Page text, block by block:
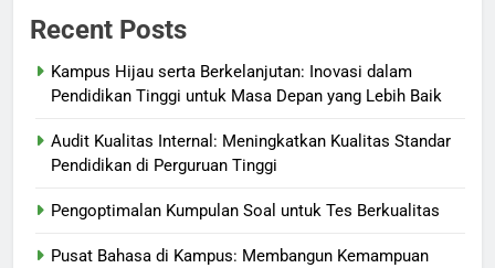
Recent Posts
Kampus Hijau serta Berkelanjutan: Inovasi dalam
Pendidikan Tinggi untuk Masa Depan yang Lebih Baik
Audit Kualitas Internal: Meningkatkan Kualitas Standar
Pendidikan di Perguruan Tinggi
Pengoptimalan Kumpulan Soal untuk Tes Berkualitas
Pusat Bahasa di Kampus: Membangun Kemampuan